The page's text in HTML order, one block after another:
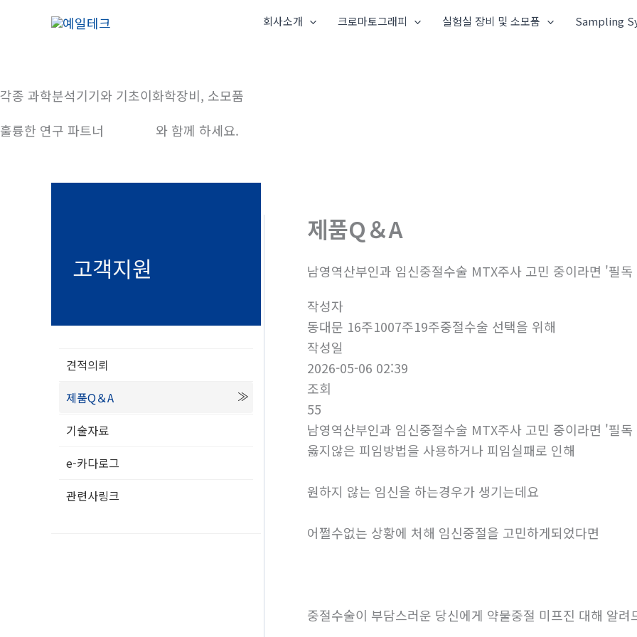
건
뛰
회사소개 크로마토그래피 실험실 장비 및 소모품 Sampling
각종 과학분석기기와 기초이화학장비, 소모품
훌륭한 연구 파트너
와 함께 하세요.
고객지원
견적의뢰
제품Q＆A
기술자료
e-카다로그
관련사링크
제품Q＆A
남영역산부인과 임신중절수술 MTX주사 고민 중이라면 '필독
작성자
동대문 16주1007주19주중절수술 선택을 위해
작성일
2026-05-06 02:39
조회
55
남영역산부인과 임신중절수술 MTX주사 고민 중이라면 '필독
옳지않은 피임방법을 사용하거나 피임실패로 인해
원하지 않는 임신을 하는경우가 생기는데요
어쩔수없는 상황에 처해 임신중절을 고민하게되었다면
중절수술이 부담스러운 당신에게 약물중절 미프진 대해 알려